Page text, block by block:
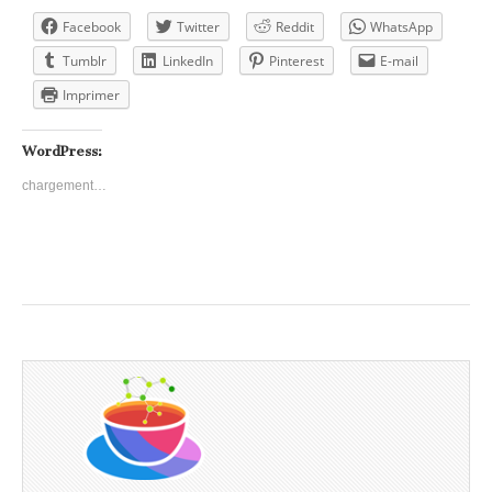
Facebook Twitter Reddit
WhatsApp
Tumblr
LinkedIn Pinterest
E-mail
Imprimer
WordPress:
chargement…